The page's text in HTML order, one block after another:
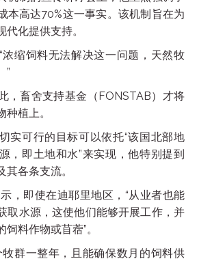
本高达70%这一事实。该机制旨在为
化提供支持。
浓缩饲料无法解决这一问题，天然牧
”
，畜舍支持基金（FONSTAB）才将
植上。
实可行的目标可以依托“该国北部地
，即土地和水”来实现，他特别提到
各条支流。
，即使在迪耶里地区，“从业者也能
取水源，这使他们能够开展工作，并
料作物或苜蓿”。
牧群一整年，且能确保数月的饲料供